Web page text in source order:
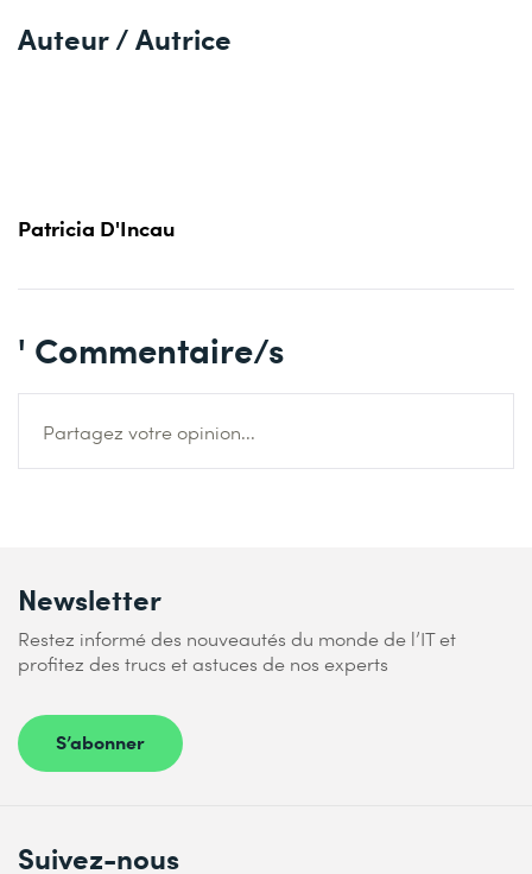
Auteur / Autrice
Patricia D'Incau
' Commentaire/s
Partagez votre opinion...
Newsletter
Restez informé des nouveautés du monde de l’IT et
profitez des trucs et astuces de nos experts
S’abonner
Suivez-nous